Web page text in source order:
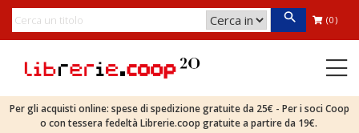
(0)
Per gli acquisti online: spese di spedizione gratuite da 25€ - Per i soci Coop
o con tessera fedeltà Librerie.coop gratuite a partire da 19€.